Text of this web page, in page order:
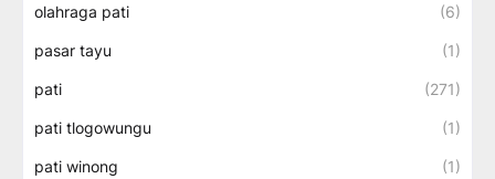
olahraga pati (6)
pasar tayu (1)
pati (271)
pati tlogowungu (1)
pati winong (1)